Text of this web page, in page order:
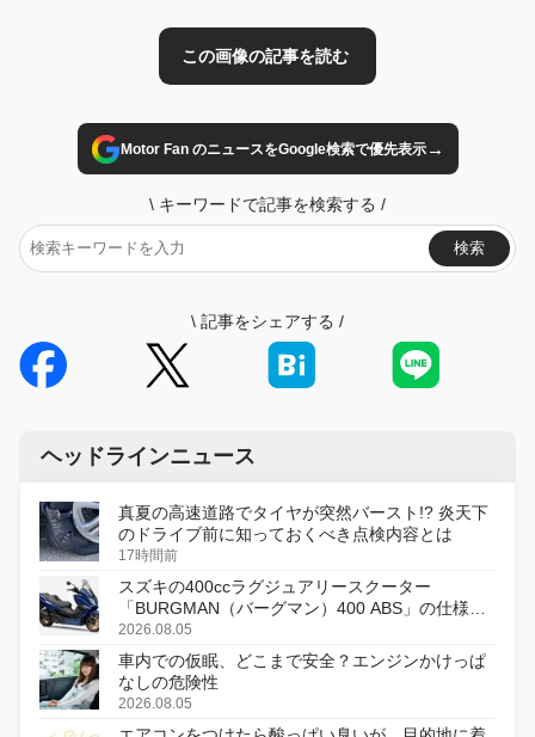
Motor Fan のニュースをGoogle検索で優先表示→
\ キーワードで記事を検索する /
検索
\ 記事をシェアする /
ヘッドラインニュース
真夏の高速道路でタイヤが突然バースト!? 炎天下
のドライブ前に知っておくべき点検内容とは
17時間前
スズキの400ccラグジュアリースクーター
「BURGMAN（バーグマン）400 ABS」の仕様を
変更し、8月18日に発売
2026.08.05
車内での仮眠、どこまで安全？エンジンかけっぱ
なしの危険性
2026.08.05